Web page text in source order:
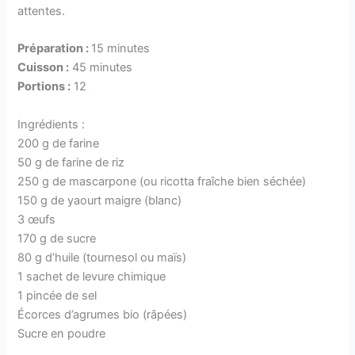
attentes.
Préparation : 15 minutes
Cuisson : 45 minutes
Portions : 12
Ingrédients :
200 g de farine
50 g de farine de riz
250 g de mascarpone (ou ricotta fraîche bien séchée)
150 g de yaourt maigre (blanc)
3 œufs
170 g de sucre
80 g d’huile (tournesol ou maïs)
1 sachet de levure chimique
1 pincée de sel
Écorces d’agrumes bio (râpées)
Sucre en poudre